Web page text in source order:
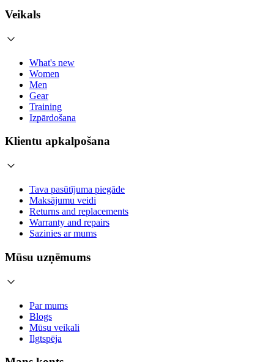
Veikals
What's new
Women
Men
Gear
Training
Izpārdošana
Klientu apkalpošana
Tava pasūtījuma piegāde
Maksājumu veidi
Returns and replacements
Warranty and repairs
Sazinies ar mums
Mūsu uzņēmums
Par mums
Blogs
Mūsu veikali
Ilgtspēja